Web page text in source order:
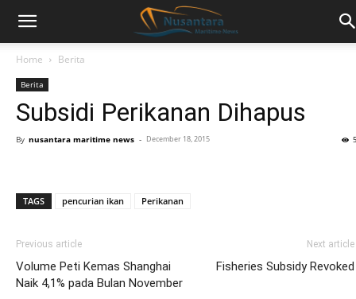
Home Berita
Berita
Subsidi Perikanan Dihapus
By nusantara maritime news - December 18, 2015
TAGS pencurian ikan Perikanan
Previous article
Volume Peti Kemas Shanghai
Naik 4,1% pada Bulan November
Next article
Fisheries Subsidy Revoked